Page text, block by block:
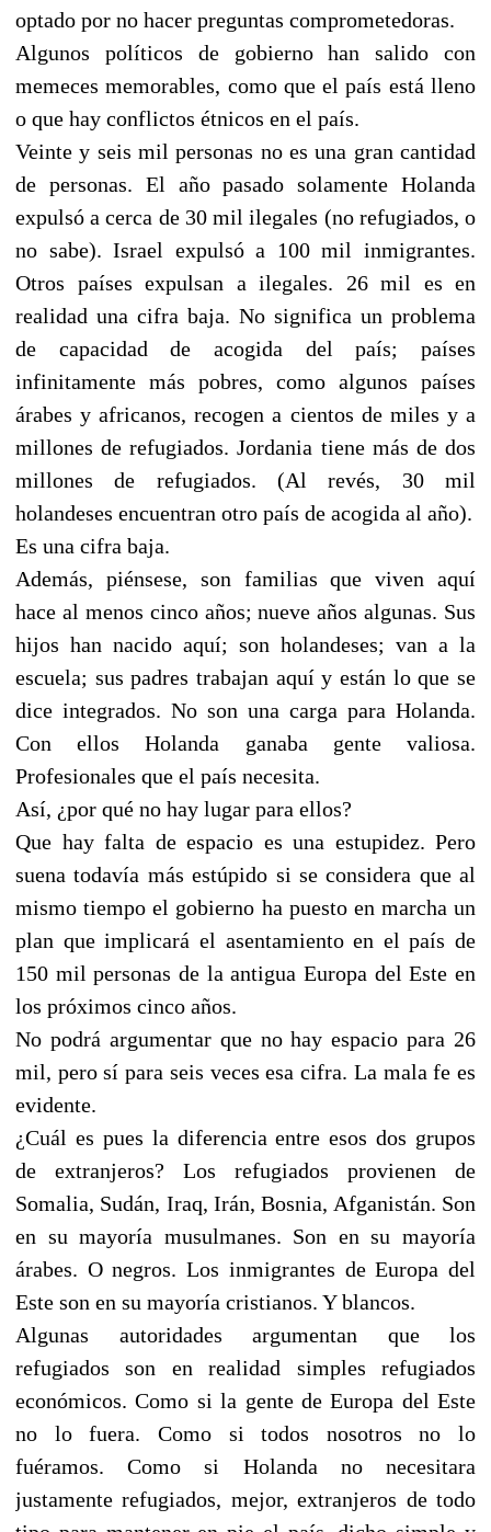
optado por no hacer preguntas comprometedoras.
Algunos políticos de gobierno han salido con
memeces memorables, como que el país está lleno
o que hay conflictos étnicos en el país.
Veinte y seis mil personas no es una gran cantidad
de personas. El año pasado solamente Holanda
expulsó a cerca de 30 mil ilegales (no refugiados, o
no sabe). Israel expulsó a 100 mil inmigrantes.
Otros países expulsan a ilegales. 26 mil es en
realidad una cifra baja. No significa un problema
de capacidad de acogida del país; países
infinitamente más pobres, como algunos países
árabes y africanos, recogen a cientos de miles y a
millones de refugiados. Jordania tiene más de dos
millones de refugiados. (Al revés, 30 mil
holandeses encuentran otro país de acogida al año).
Es una cifra baja.
Además, piénsese, son familias que viven aquí
hace al menos cinco años; nueve años algunas. Sus
hijos han nacido aquí; son holandeses; van a la
escuela; sus padres trabajan aquí y están lo que se
dice integrados. No son una carga para Holanda.
Con ellos Holanda ganaba gente valiosa.
Profesionales que el país necesita.
Así, ¿por qué no hay lugar para ellos?
Que hay falta de espacio es una estupidez. Pero
suena todavía más estúpido si se considera que al
mismo tiempo el gobierno ha puesto en marcha un
plan que implicará el asentamiento en el país de
150 mil personas de la antigua Europa del Este en
los próximos cinco años.
No podrá argumentar que no hay espacio para 26
mil, pero sí para seis veces esa cifra. La mala fe es
evidente.
¿Cuál es pues la diferencia entre esos dos grupos
de extranjeros? Los refugiados provienen de
Somalia, Sudán, Iraq, Irán, Bosnia, Afganistán. Son
en su mayoría musulmanes. Son en su mayoría
árabes. O negros. Los inmigrantes de Europa del
Este son en su mayoría cristianos. Y blancos.
Algunas autoridades argumentan que los
refugiados son en realidad simples refugiados
económicos. Como si la gente de Europa del Este
no lo fuera. Como si todos nosotros no lo
fuéramos. Como si Holanda no necesitara
justamente refugiados, mejor, extranjeros de todo